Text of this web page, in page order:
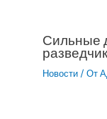
Сильные
Новости / От